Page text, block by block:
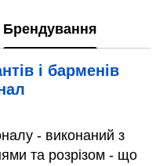
Брендування
і барменів
- виконаний з
та розрізом - що